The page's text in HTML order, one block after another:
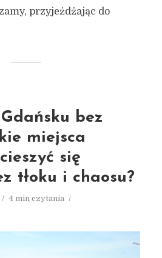
przyjeżdżając do
bez
miejsca
się
tłoku i chaosu?
4 min czytania